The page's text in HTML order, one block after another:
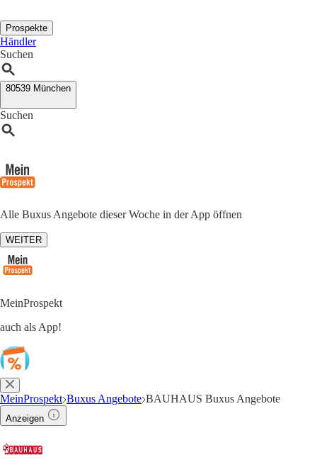
Prospekte
Händler
Suchen
80539 München
Suchen
Alle Buxus Angebote dieser Woche in der App öffnen
WEITER
MeinProspekt
auch als App!
MeinProspekt Buxus Angebote BAUHAUS Buxus Angebote
Anzeigen